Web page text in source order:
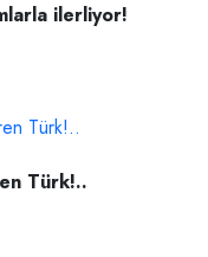
ilerliyor!
Türk!..